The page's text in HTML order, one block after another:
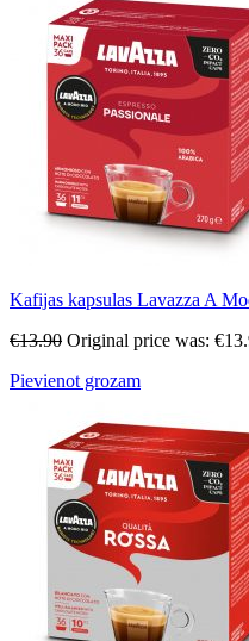
Kafijas kapsulas Lavazza A
€13.90 Original price was:
Pievienot grozam